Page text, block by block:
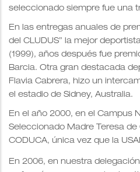
seleccionado siempre fue una
En las entregas anuales de
del CLUDUS” la mejor
(1999), años después fue
Barcia. Otra gran destacada
Flavia Cabrera, hizo un
el estadio de Sidney, Australia.
En el año 2000, en el Campus
Seleccionado Madre Teresa
CODUCA, única vez que la
En 2006, en nuestra